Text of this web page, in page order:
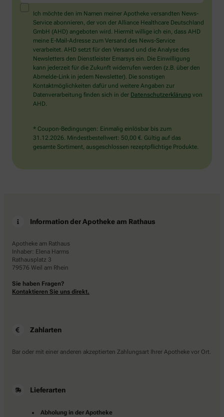
ein
Mensch?
Dann
wählen
Sie
bitte
das
Flugzeug.
Ich möchte den im Namen meiner Apotheke versandten News-
Service abonnieren, der von der Alliance Healthcare Deutschland
GmbH (AHD) angeboten wird. Hiermit willige ich ein, dass AHD
meine E-Mail-Adresse zum Versand des News-Service
verarbeitet. AHD setzt für den Versand und die Analyse des
Newsletters den Dienstleister Emarsys ein. Die Einwilligung
kann jederzeit für die Zukunft widerrufen werden (z.B. über den
Abmelde-Link in jedem Newsletter). Die sonstigen
Kontaktmöglichkeiten dafür und weitere Angaben zur
Datenverarbeitung finden sich in der Datenschutzerklärung von
AHD.
* Coupon-Bedingungen: Einmalig einlösbar bis zum
31.12.2026. Mindestbestellwert: 50,00 €. Gültig auf das
gesamte Sortiment, ausgeschlossen rezeptpflichtige Produkte.
Information der Apotheke am Rathaus
Apotheke am Rathaus
Inhaber: Elena Harms
Rathausplatz 3
79576 Weil am Rhein
Sie haben Fragen?
Kontaktieren Sie uns direkt.
Zahlarten
Bar oder mit einer anderen akzeptierten Zahlungsart Ihrer Apotheke vor Ort.
Lieferarten
Abholung in der Apotheke